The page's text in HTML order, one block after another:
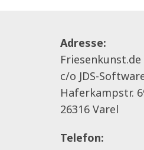
Adresse:
Friesenkunst.de
c/o JDS-
Haferkampstr.
26316 Varel
Telefon: